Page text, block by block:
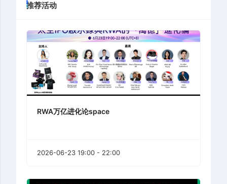
推荐活动
RWA万亿进化论space
2026-06-23 19:00 - 22:00